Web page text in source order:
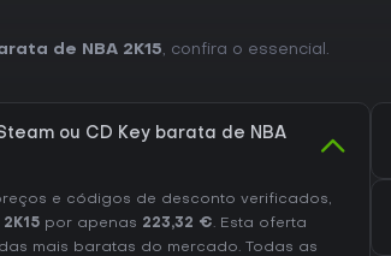
de NBA 2K15, confira o essencial.
ou CD Key barata de NBA
e códigos de desconto verificados,
por apenas 223,32 €. Esta oferta
mais baratas do mercado. Todas as